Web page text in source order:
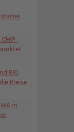
startet
BIO
Preise
in